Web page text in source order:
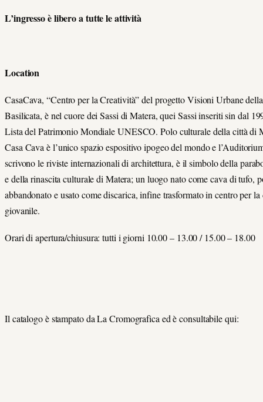
L’ingresso è libero a tutte le attività
Location
CasaCava, “Centro per la Creatività” del progetto Visioni Urbane
Basilicata, è nel cuore dei Sassi di Matera, quei Sassi inseriti sin dal
Lista del Patrimonio Mondiale UNESCO. Polo culturale della città di
Casa Cava è l’unico spazio espositivo ipogeo del mondo e
scrivono le riviste internazionali di architettura, è il simbolo della
e della rinascita culturale di Matera; un luogo nato come cava di tufo,
abbandonato e usato come discarica, infine trasformato in centro per
giovanile.
Orari di apertura/chiusura: tutti i giorni 10.00 – 13.00 / 15.00 – 18.00
Il catalogo è stampato da La Cromografica ed è consultabile qui: